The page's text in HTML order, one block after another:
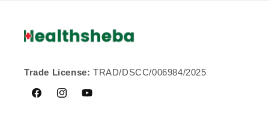
Trade License: TRAD/DSCC/006984/2025
FacebookInstagramYouTube